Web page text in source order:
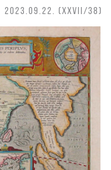
2023.09.22. (XXVII/38)